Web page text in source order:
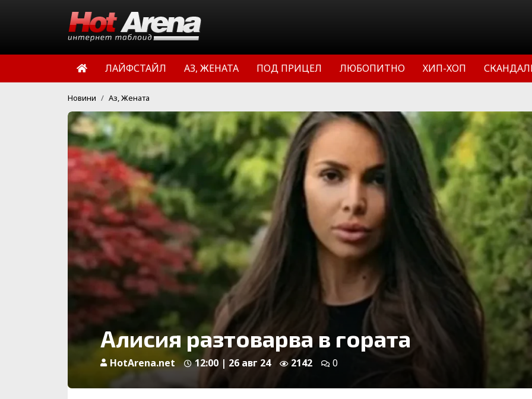
ЛАЙФСТАЙЛ АЗ, ЖЕНАТА ПОД ПРИЦЕЛ ЛЮБОПИТНО ХИП-ХОП
Новини Аз, Жената
Алисия разтоварва в гората
HotArena.net 12:00 | 26 авг 24 2142 0